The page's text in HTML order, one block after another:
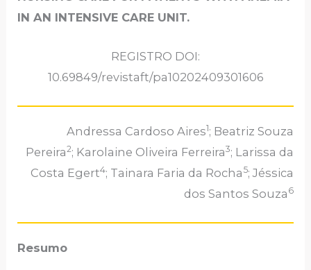
IN AN INTENSIVE CARE UNIT.
REGISTRO DOI:
10.69849/revistaft/pa10202409301606
Andressa Cardoso Aires1; Beatriz Souza
Pereira2; Karolaine Oliveira Ferreira3; Larissa da
Costa Egert4; Tainara Faria da Rocha 5; Jéssica
dos Santos Souza 6
Resumo